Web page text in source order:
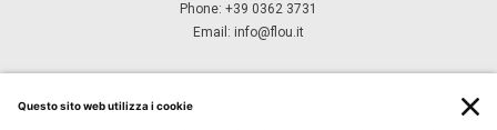
Phone: +39 0362 3731
Email: info@flou.it